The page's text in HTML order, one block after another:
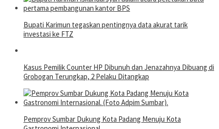
Bupati Karimun tegaskan pentingnya data akurat tarik
investasi ke FTZ
Kasus Pemilik Counter HP Dibunuh dan Jenazahnya Dibuang di
Grobogan Terungkap, 2 Pelaku Ditangkap
Pemprov Sumbar Dukung Kota Padang Menuju Kota